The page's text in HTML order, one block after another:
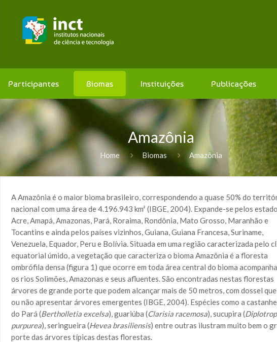
Participantes Biomas Instituições Publicações
Amazônia
Home Biomas Amazônia
A Amazônia é o maior bioma brasileiro, correspondendo a quase 50% do
nacional com uma área de 4.196.943 km² (IBGE, 2004). Expande-se pelos
Acre, Amapá, Amazonas, Pará, Roraima, Rondônia, Mato Grosso, Maranhão e
Tocantins e ainda pelos países vizinhos, Guiana, Guiana Francesa, Suriname,
Venezuela, Equador, Peru e Bolívia. Situada em uma região caracterizada pelo
equatorial úmido, a vegetação que caracteriza o bioma Amazônia é a floresta
ombrófila densa (figura 1) que ocorre em toda área central do bioma
os rios Solimões, Amazonas e seus afluentes. São encontradas nestas florestas
árvores de grande porte que podem alcançar mais de 50 metros, com dossel
ou não apresentar árvores emergentes (IBGE, 2004). Espécies como a
do Pará (Bertholletia excelsa), guariúba (Clarisia racemosa), sucupira (
purpurea), seringueira (Hevea brasiliensis) entre outras ilustram muito bem o
porte das árvores típicas destas florestas.